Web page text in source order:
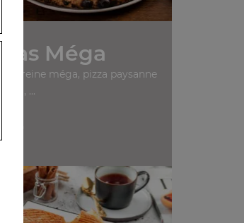
Méga
reine méga, pizza paysanne
méga, ...